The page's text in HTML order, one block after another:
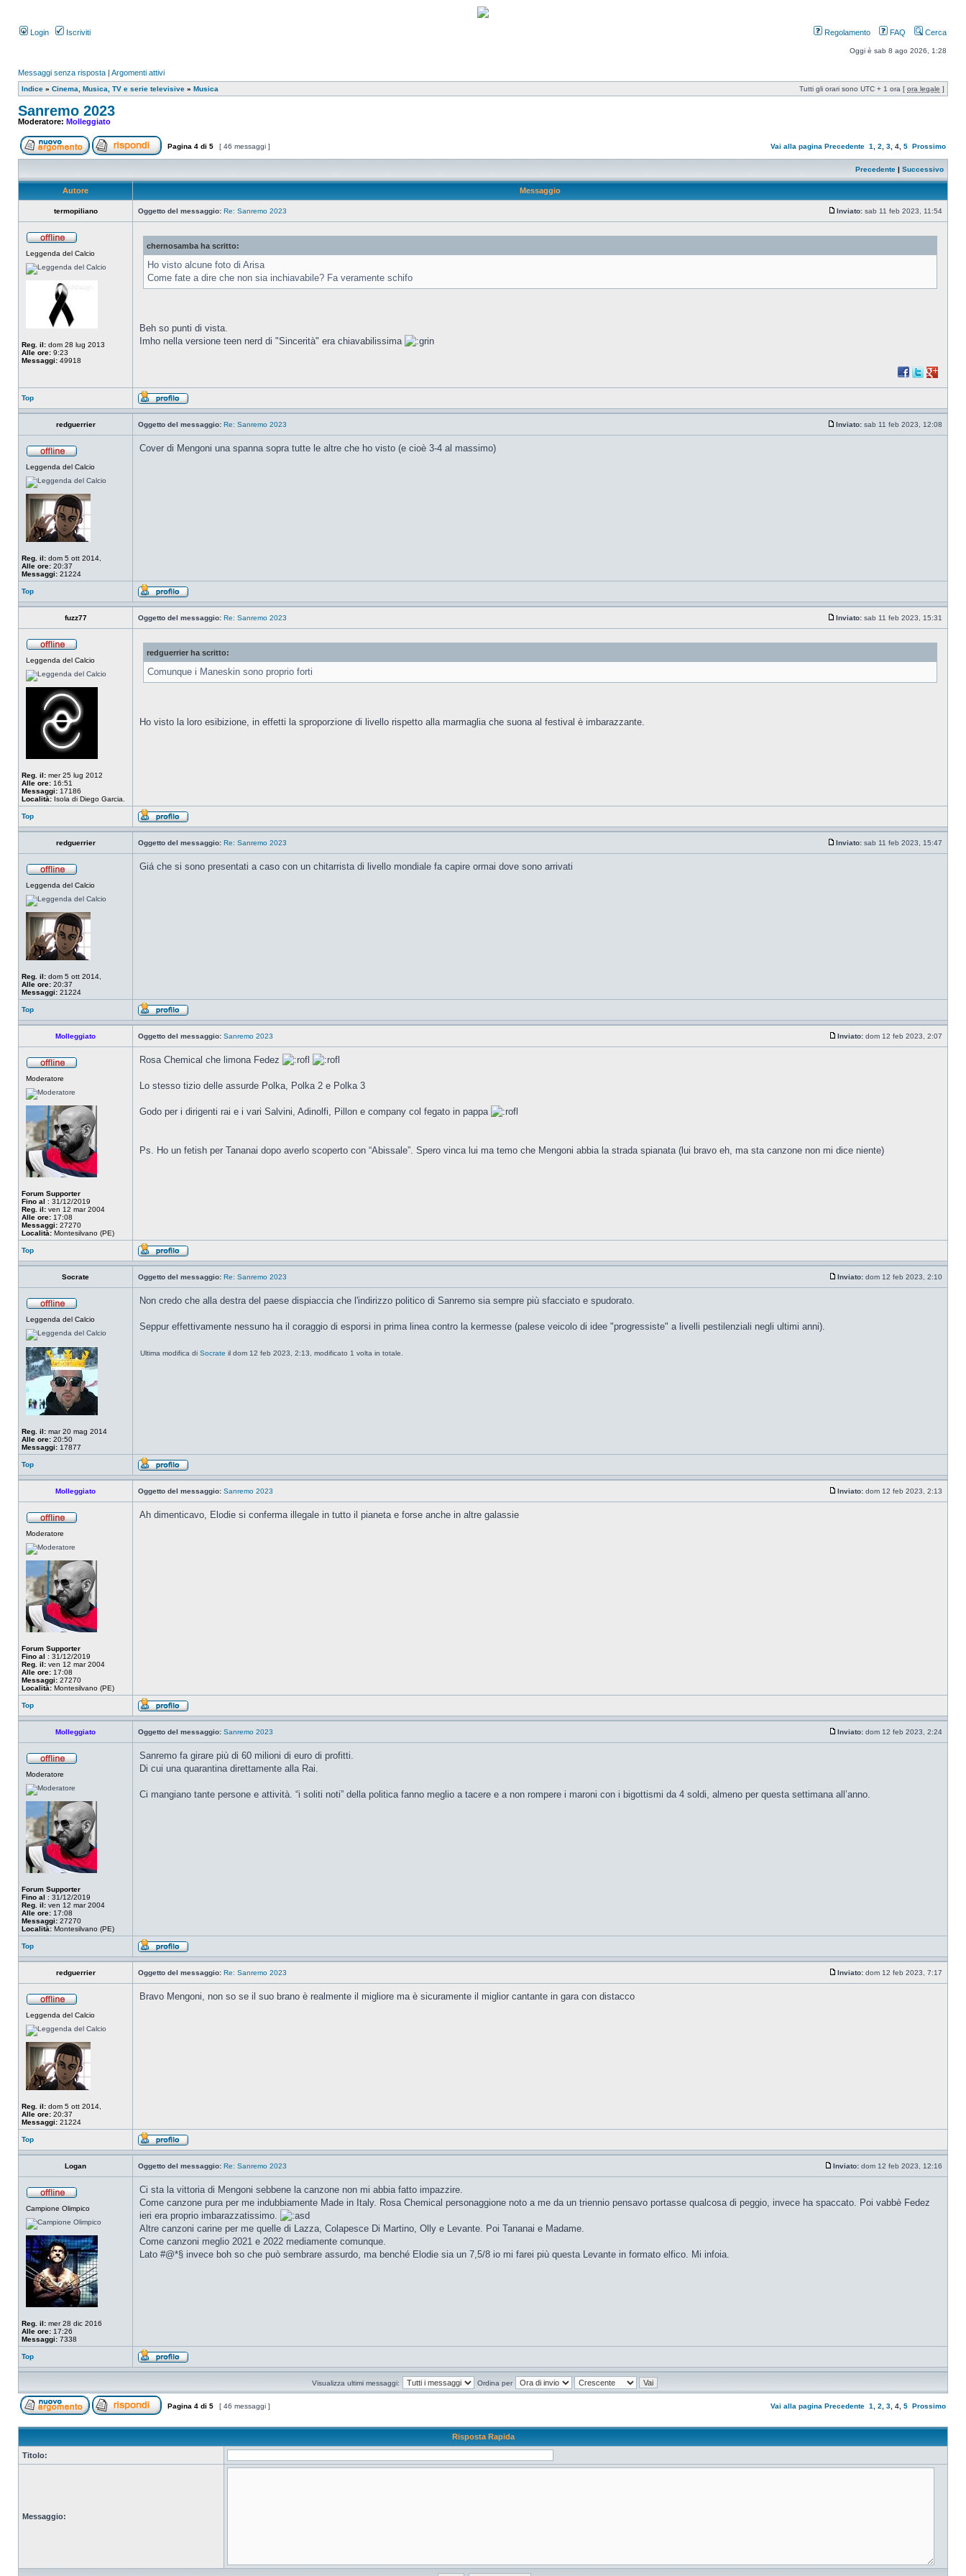
Login Iscriviti Regolamento FAQ Cerca
Oggi è sab 8 ago 2026, 1:28
Messaggi senza risposta | Argomenti attivi
Indice » Cinema, Musica, TV e serie televisive » Musica Tutti gli orari sono UTC + 1 ora [ ora legale ]
Sanremo 2023
Moderatore: Molleggiato
Pagina 4 di 5 [ 46 messaggi ] Vai alla pagina Precedente 1 2 3 4 5 Prossimo
Precedente | Successivo
Autore Messaggio
termopiliano Oggetto del messaggio: Re: Sanremo 2023 Inviato: sab 11 feb 2023, 11:54
Leggenda del Calcio
Reg. il: dom 28 lug 2013
Alle ore: 9:23
Messaggi: 49918
chernosamba ha scritto:
Ho visto alcune foto di Arisa
Come fate a dire che non sia inchiavabile? Fa veramente schifo
Beh so punti di vista.
Imho nella versione teen nerd di "Sincerità" era chiavabilissima
Top
redguerrier Oggetto del messaggio: Re: Sanremo 2023 Inviato: sab 11 feb 2023, 12:08
Leggenda del Calcio
Reg. il: dom 5 ott 2014,
Alle ore: 20:37
Messaggi: 21224
Cover di Mengoni una spanna sopra tutte le altre che ho visto (e cioè 3-4 al massimo)
Top
fuzz77 Oggetto del messaggio: Re: Sanremo 2023 Inviato: sab 11 feb 2023, 15:31
Leggenda del Calcio
Reg. il: mer 25 lug 2012
Alle ore: 16:51
Messaggi: 17186
Località: Isola di Diego Garcia.
redguerrier ha scritto:
Comunque i Maneskin sono proprio forti
Ho visto la loro esibizione, in effetti la sproporzione di livello rispetto alla marmaglia che suona al festival è imbarazzante.
Top
redguerrier Oggetto del messaggio: Re: Sanremo 2023 Inviato: sab 11 feb 2023, 15:47
Leggenda del Calcio
Reg. il: dom 5 ott 2014,
Alle ore: 20:37
Messaggi: 21224
Giá che si sono presentati a caso con un chitarrista di livello mondiale fa capire ormai dove sono arrivati
Top
Molleggiato Oggetto del messaggio: Sanremo 2023 Inviato: dom 12 feb 2023, 2:07
Moderatore
Forum Supporter
Fino al : 31/12/2019
Reg. il: ven 12 mar 2004
Alle ore: 17:08
Messaggi: 27270
Località: Montesilvano (PE)
Rosa Chemical che limona Fedez
Lo stesso tizio delle assurde Polka, Polka 2 e Polka 3
Godo per i dirigenti rai e i vari Salvini, Adinolfi, Pillon e company col fegato in pappa
Ps. Ho un fetish per Tananai dopo averlo scoperto con “Abissale”. Spero vinca lui ma temo che Mengoni abbia la strada spianata (lui bravo eh, ma sta canzone non mi dice niente)
Top
Socrate Oggetto del messaggio: Re: Sanremo 2023 Inviato: dom 12 feb 2023, 2:10
Leggenda del Calcio
Reg. il: mar 20 mag 2014
Alle ore: 20:50
Messaggi: 17877
Non credo che alla destra del paese dispiaccia che l'indirizzo politico di Sanremo sia sempre più sfacciato e spudorato.
Seppur effettivamente nessuno ha il coraggio di esporsi in prima linea contro la kermesse (palese veicolo di idee "progressiste" a livelli pestilenziali negli ultimi anni).
Ultima modifica di Socrate il dom 12 feb 2023, 2:13, modificato 1 volta in totale.
Top
Molleggiato Oggetto del messaggio: Sanremo 2023 Inviato: dom 12 feb 2023, 2:13
Moderatore
Forum Supporter
Fino al : 31/12/2019
Reg. il: ven 12 mar 2004
Alle ore: 17:08
Messaggi: 27270
Località: Montesilvano (PE)
Ah dimenticavo, Elodie si conferma illegale in tutto il pianeta e forse anche in altre galassie
Top
Molleggiato Oggetto del messaggio: Sanremo 2023 Inviato: dom 12 feb 2023, 2:24
Moderatore
Forum Supporter
Fino al : 31/12/2019
Reg. il: ven 12 mar 2004
Alle ore: 17:08
Messaggi: 27270
Località: Montesilvano (PE)
Sanremo fa girare più di 60 milioni di euro di profitti.
Di cui una quarantina direttamente alla Rai.
Ci mangiano tante persone e attività. “i soliti noti” della politica fanno meglio a tacere e a non rompere i maroni con i bigottismi da 4 soldi, almeno per questa settimana all’anno.
Top
redguerrier Oggetto del messaggio: Re: Sanremo 2023 Inviato: dom 12 feb 2023, 7:17
Leggenda del Calcio
Reg. il: dom 5 ott 2014,
Alle ore: 20:37
Messaggi: 21224
Bravo Mengoni, non so se il suo brano è realmente il migliore ma è sicuramente il miglior cantante in gara con distacco
Top
Logan Oggetto del messaggio: Re: Sanremo 2023 Inviato: dom 12 feb 2023, 12:16
Campione Olimpico
Reg. il: mer 28 dic 2016
Alle ore: 17:26
Messaggi: 7338
Ci sta la vittoria di Mengoni sebbene la canzone non mi abbia fatto impazzire.
Come canzone pura per me indubbiamente Made in Italy. Rosa Chemical personaggione noto a me da un triennio pensavo portasse qualcosa di peggio, invece ha spaccato. Poi vabbè Fedez
ieri era proprio imbarazzatissimo.
Altre canzoni carine per me quelle di Lazza, Colapesce Di Martino, Olly e Levante. Poi Tananai e Madame.
Come canzoni meglio 2021 e 2022 mediamente comunque.
Lato #@*§ invece boh so che può sembrare assurdo, ma benché Elodie sia un 7,5/8 io mi farei più questa Levante in formato elfico. Mi infoia.
Top
Visualizza ultimi messaggi: Ordina per
Pagina 4 di 5 [ 46 messaggi ] Vai alla pagina Precedente 1 2 3 4 5 Prossimo
Risposta Rapida
Titolo:
Messaggio: